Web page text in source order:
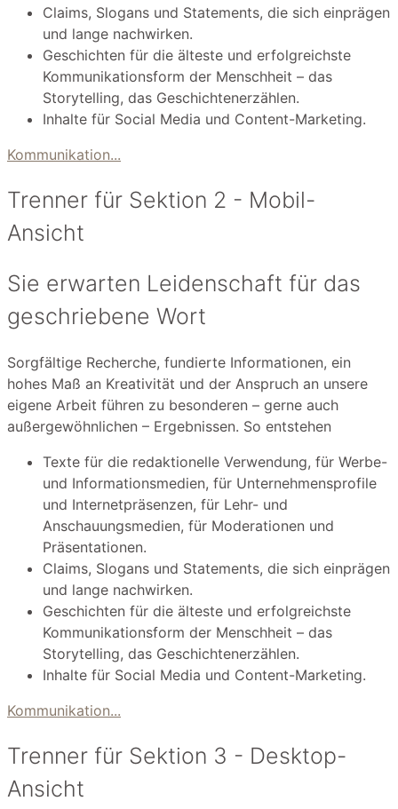
Claims, Slogans und Statements, die sich einprägen
und lange nachwirken.
Geschichten für die älteste und erfolgreichste
Kommunikationsform der Menschheit – das
Storytelling, das Geschichtenerzählen.
Inhalte für Social Media und Content-Marketing.
Kommunikation...
Trenner für Sektion 2 - Mobil-
Ansicht
Sie erwarten Leidenschaft für das
geschriebene Wort
Sorgfältige Recherche, fundierte Informationen, ein
hohes Maß an Kreativität und der Anspruch an unsere
eigene Arbeit führen zu besonderen – gerne auch
außergewöhnlichen – Ergebnissen. So entstehen
Texte für die redaktionelle Verwendung, für Werbe-
und Informationsmedien, für Unternehmensprofile
und Internetpräsenzen, für Lehr- und
Anschauungsmedien, für Moderationen und
Präsentationen.
Claims, Slogans und Statements, die sich einprägen
und lange nachwirken.
Geschichten für die älteste und erfolgreichste
Kommunikationsform der Menschheit – das
Storytelling, das Geschichtenerzählen.
Inhalte für Social Media und Content-Marketing.
Kommunikation...
Trenner für Sektion 3 - Desktop-
Ansicht